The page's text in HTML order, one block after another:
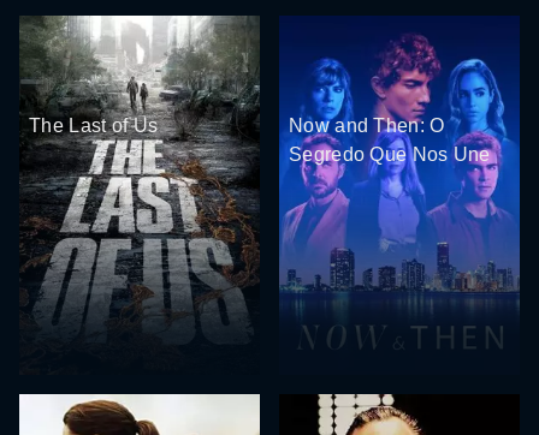
The Last of Us
Now and Then: O
Segredo Que Nos Une